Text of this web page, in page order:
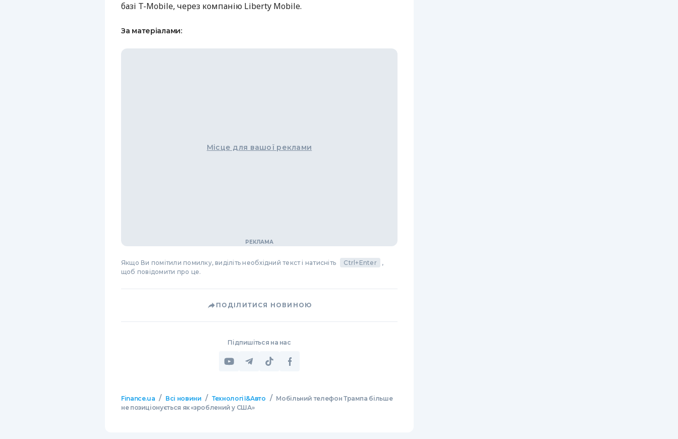
базі T-Mobile, через компанію Liberty Mobile.
За матеріалами:
Місце для вашої реклами
Якщо Ви помітили помилку, виділіть необхідний текст і натисніть Ctrl+Enter
,
щоб повідомити про це.
ПОДІЛИТИСЯ НОВИНОЮ
Підпишіться на нас
Finance.ua / Всі новини / Технології&Авто / Мобільний телефон Трампа більше
не позиціонується як «зроблений у США»